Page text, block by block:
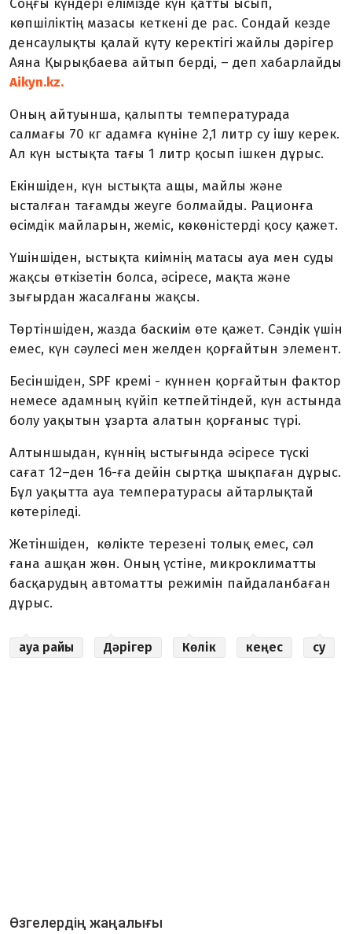
Соңғы күндері елімізде күн қатты ысып,
көпшіліктің мазасы кеткені де рас. Сондай кезде
денсаулықты қалай күту керектігі жайлы дәрігер
Аяна Қырықбаева айтып берді, – деп хабарлайды
Aikyn.kz.
Оның айтуынша, қалыпты температурада
салмағы 70 кг адамға күніне 2,1 литр су ішу керек.
Ал күн ыстықта тағы 1 литр қосып ішкен дұрыс.
Екіншіден, күн ыстықта ащы, майлы және
ысталған тағамды жеуге болмайды. Рационға
өсімдік майларын, жеміс, көкөністерді қосу қажет.
Үшіншіден, ыстықта киімнің матасы ауа мен суды
жақсы өткізетін болса, әсіресе, мақта және
зығырдан жасалғаны жақсы.
Төртіншіден, жазда баскиім өте қажет. Сәндік үшін
емес, күн сәулесі мен желден қорғайтын элемент.
Бесіншіден, SPF кремі - күннен қорғайтын фактор
немесе адамның күйіп кетпейтіндей, күн астында
болу уақытын ұзарта алатын қорғаныс түрі.
Алтыншыдан, күннің ыстығында әсіресе түскі
сағат 12–ден 16-ға дейін сыртқа шықпаған дұрыс.
Бұл уақытта ауа температурасы айтарлықтай
көтеріледі.
Жетіншіден,
көлікте терезені толық емес, сәл
ғана ашқан жөн. Оның үстіне, микроклиматты
басқарудың автоматты режимін пайдаланбаған
дұрыс.
ауа райы Дәрігер Көлік кеңес су